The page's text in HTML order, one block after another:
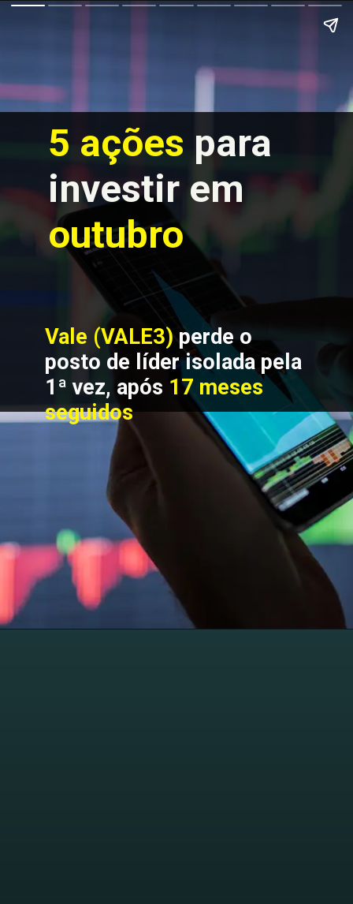
5 ações para
investir em
outubro
Vale (VALE3) perde o
posto de líder isolada pela
1ª vez, após 17 meses
seguidos